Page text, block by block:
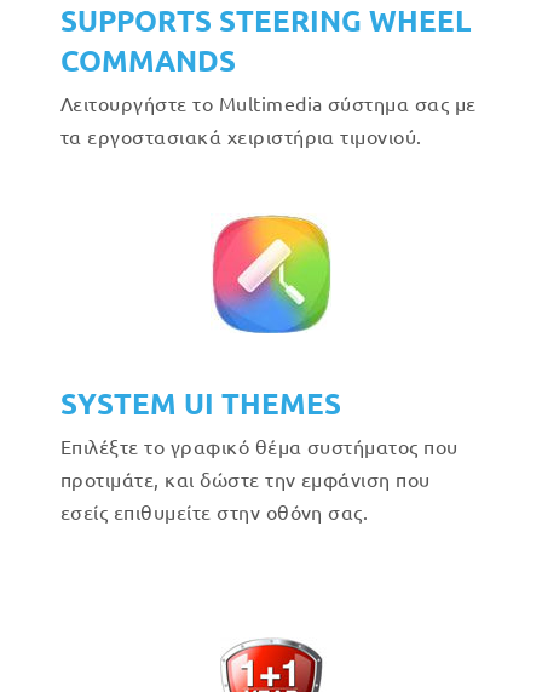
SUPPORTS STEERING WHEEL
COMMANDS
Λειτουργήστε το Multimedia σύστημα σας με
τα εργοστασιακά χειριστήρια τιμονιού.
SYSTEM UI THEMES
Επιλέξτε το γραφικό θέμα συστήματος που
προτιμάτε, και δώστε την εμφάνιση που
εσείς επιθυμείτε στην οθόνη σας.